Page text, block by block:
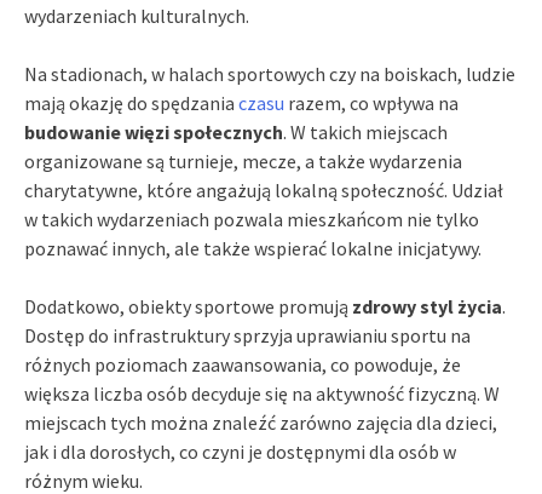
wydarzeniach kulturalnych.
Na stadionach, w halach sportowych czy na boiskach, ludzie
mają okazję do spędzania czasu razem, co wpływa na
budowanie więzi społecznych. W takich miejscach
organizowane są turnieje, mecze, a także wydarzenia
charytatywne, które angażują lokalną społeczność. Udział
w takich wydarzeniach pozwala mieszkańcom nie tylko
poznawać innych, ale także wspierać lokalne inicjatywy.
Dodatkowo, obiekty sportowe promują zdrowy styl życia.
Dostęp do infrastruktury sprzyja uprawianiu sportu na
różnych poziomach zaawansowania, co powoduje, że
większa liczba osób decyduje się na aktywność fizyczną. W
miejscach tych można znaleźć zarówno zajęcia dla dzieci,
jak i dla dorosłych, co czyni je dostępnymi dla osób w
różnym wieku.